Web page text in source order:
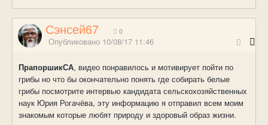
Сэнсей67 0
Опубликовано 10/08/17 11:46
ПрапоршикСА, видео понравилось и мотивирует пойти по
грибы но что бы окончательно понять где собирать белые
грибы посмотрите интервью кандидата сельскохозяйственных
наук Юрия Рогачёва, эту информацию я отправил всем моим
знакомым которые любят природу и здоровый образ жизни.